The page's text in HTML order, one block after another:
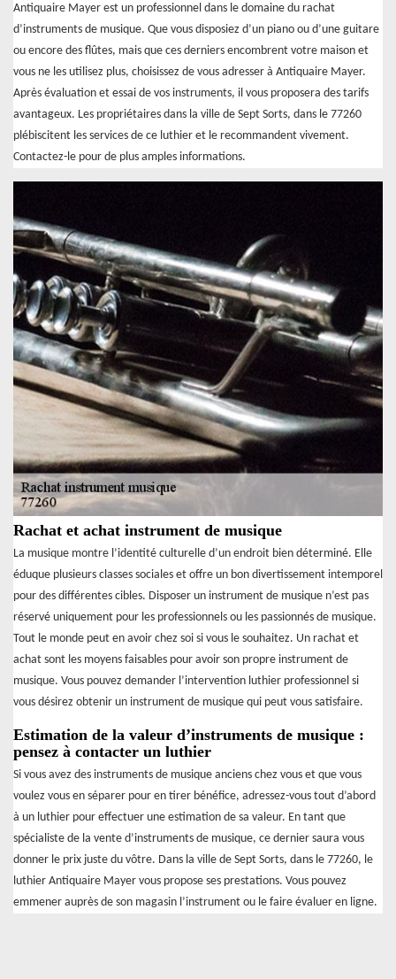
Antiquaire Mayer est un professionnel dans le domaine du rachat
d’instruments de musique. Que vous disposiez d’un piano ou d’une guitare
ou encore des flûtes, mais que ces derniers encombrent votre maison et
vous ne les utilisez plus, choisissez de vous adresser à Antiquaire Mayer.
Après évaluation et essai de vos instruments, il vous proposera des tarifs
avantageux. Les propriétaires dans la ville de Sept Sorts, dans le 77260
plébiscitent les services de ce luthier et le recommandent vivement.
Contactez-le pour de plus amples informations.
Rachat et achat instrument de musique
La musique montre l’identité culturelle d’un endroit bien déterminé. Elle
éduque plusieurs classes sociales et offre un bon divertissement intemporel
pour des différentes cibles. Disposer un instrument de musique n’est pas
réservé uniquement pour les professionnels ou les passionnés de musique.
Tout le monde peut en avoir chez soi si vous le souhaitez. Un rachat et
achat sont les moyens faisables pour avoir son propre instrument de
musique. Vous pouvez demander l’intervention luthier professionnel si
vous désirez obtenir un instrument de musique qui peut vous satisfaire.
Estimation de la valeur d’instruments de musique :
pensez à contacter un luthier
Si vous avez des instruments de musique anciens chez vous et que vous
voulez vous en séparer pour en tirer bénéfice, adressez-vous tout d’abord
à un luthier pour effectuer une estimation de sa valeur. En tant que
spécialiste de la vente d’instruments de musique, ce dernier saura vous
donner le prix juste du vôtre. Dans la ville de Sept Sorts, dans le 77260, le
luthier Antiquaire Mayer vous propose ses prestations. Vous pouvez
emmener auprès de son magasin l’instrument ou le faire évaluer en ligne.